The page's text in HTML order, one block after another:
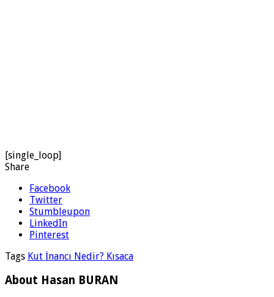
[single_loop]
Share
Facebook
Twitter
Stumbleupon
LinkedIn
Pinterest
Tags Kut İnancı Nedir? Kısaca
About Hasan BURAN